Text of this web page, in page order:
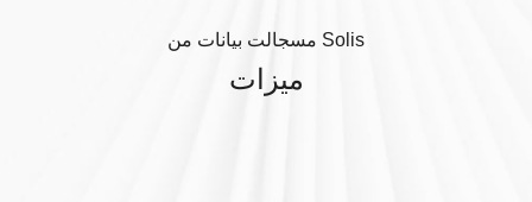
Solis مسجالت بيانات من
ميزات